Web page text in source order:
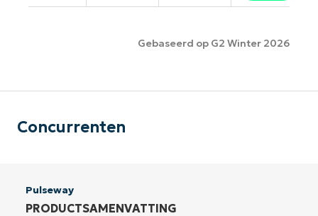
Gebaseerd op G2 Winter 2026
Concurrenten
Pulseway
PRODUCTSAMENVATTING